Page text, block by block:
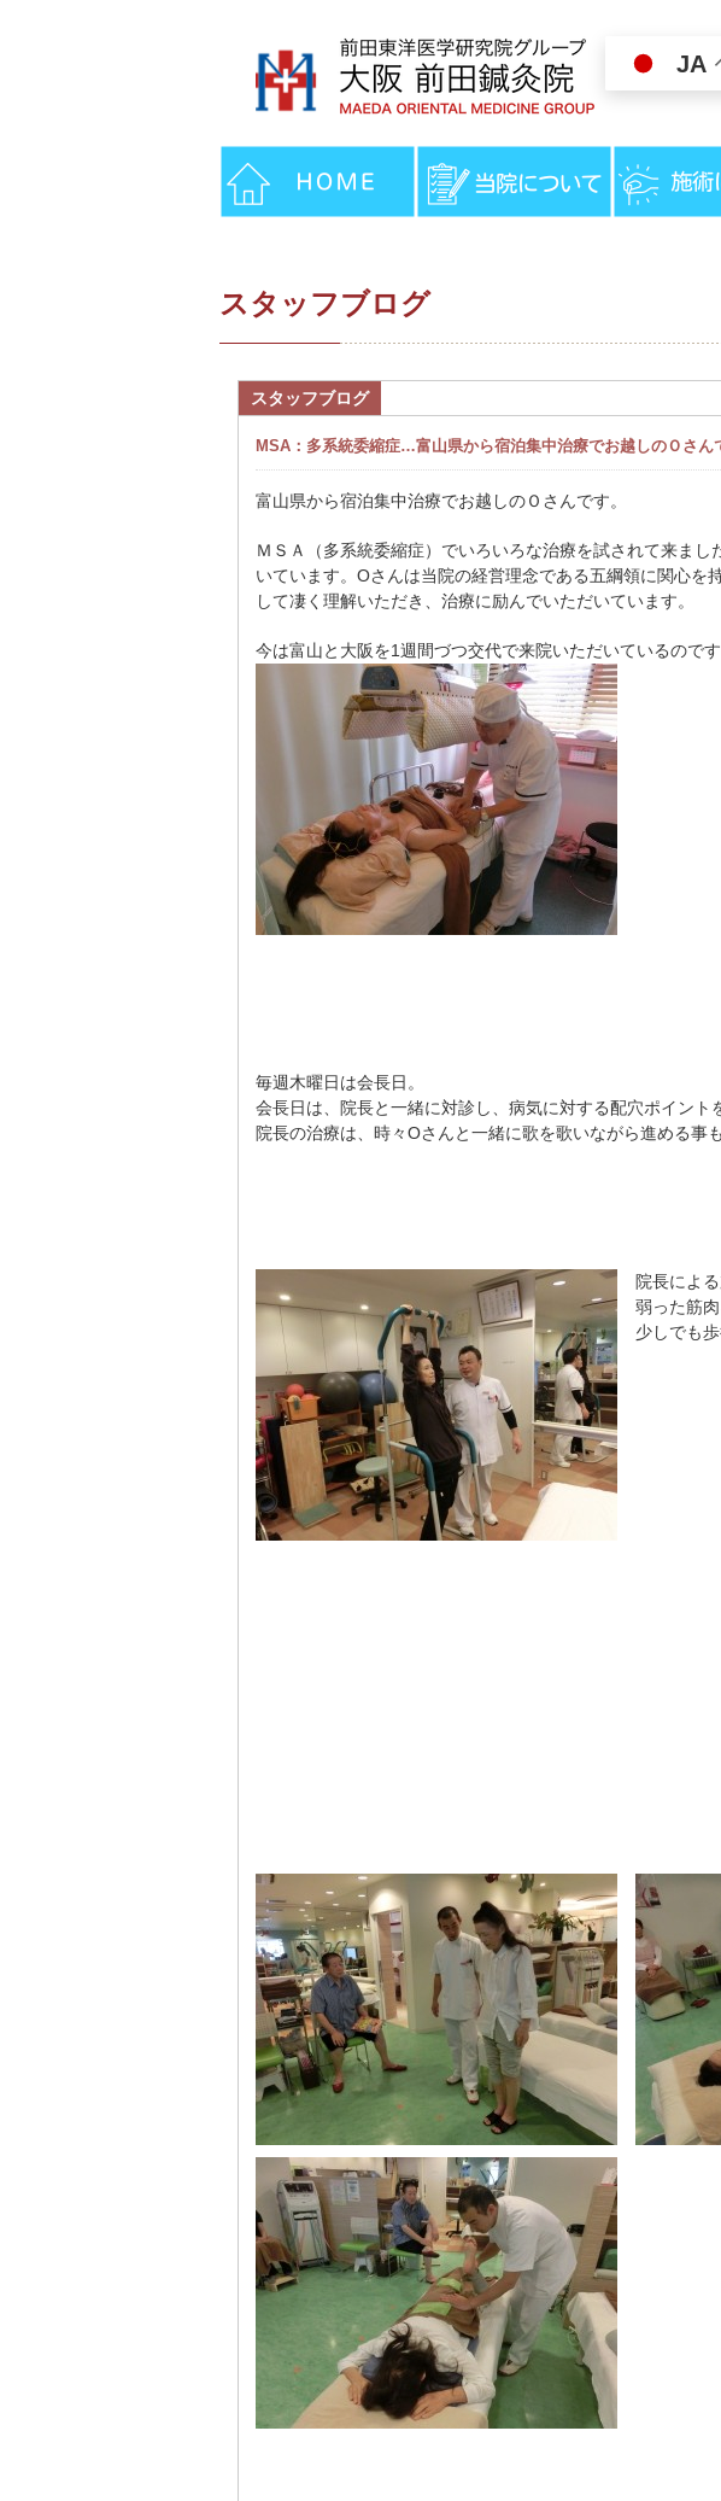
JA
HOME
スタッフブログ
スタッフブログ
MSA：多系統委縮症…富山県から宿泊集中治療でお越しのＯさん
富山県から宿泊集中治療でお越しのＯさんです。
ＭＳＡ（多系統委縮症）でいろいろな治療を試されて来ま
いています。Oさんは当院の経営理念である五綱領に関心を
して凄く理解いただき、治療に励んでいただいています。
今は富山と大阪を1週間づつ交代で来院いただいているのです
毎週木曜日は会長日。
会長日は、院長と一緒に対診し、病気に対する配穴ポイント
院長の治療は、時々Oさんと一緒に歌を歌いながら進める事
院長によ
弱った筋
少しでも